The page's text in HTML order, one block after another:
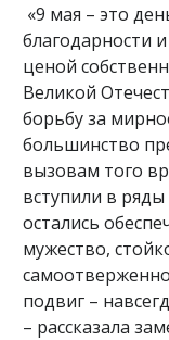
«9 мая – это
благодарности
ценой
Великой
борьбу за
большинство
вызовам того
вступили в
остались
мужество,
подвиг –
– рассказала